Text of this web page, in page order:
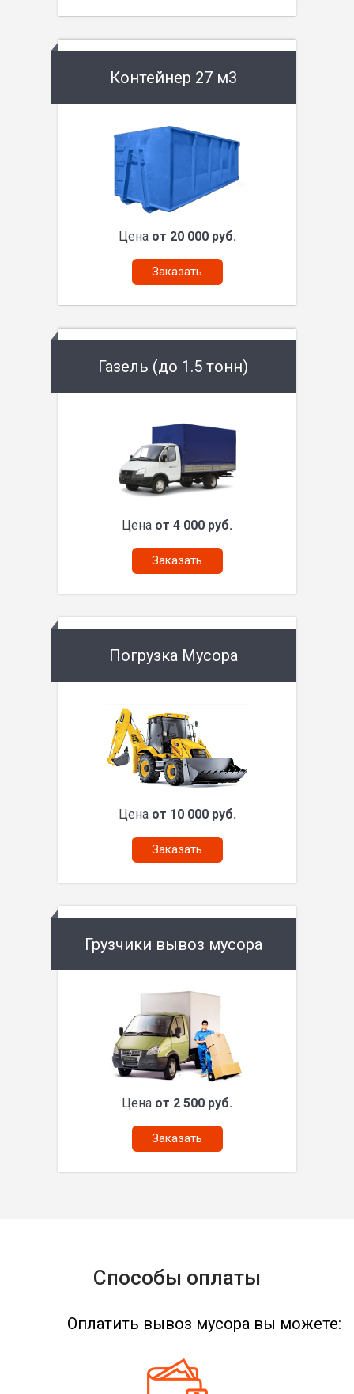
Контейнер 27 м3
Цена от 20 000 руб.
Заказать
Газель (до 1.5 тонн)
Цена от 4 000 руб.
Заказать
Погрузка Мусора
Цена от 10 000 руб.
Заказать
Грузчики вывоз мусора
Цена от 2 500 руб.
Заказать
Способы оплаты
Оплатить вывоз мусора вы можете: